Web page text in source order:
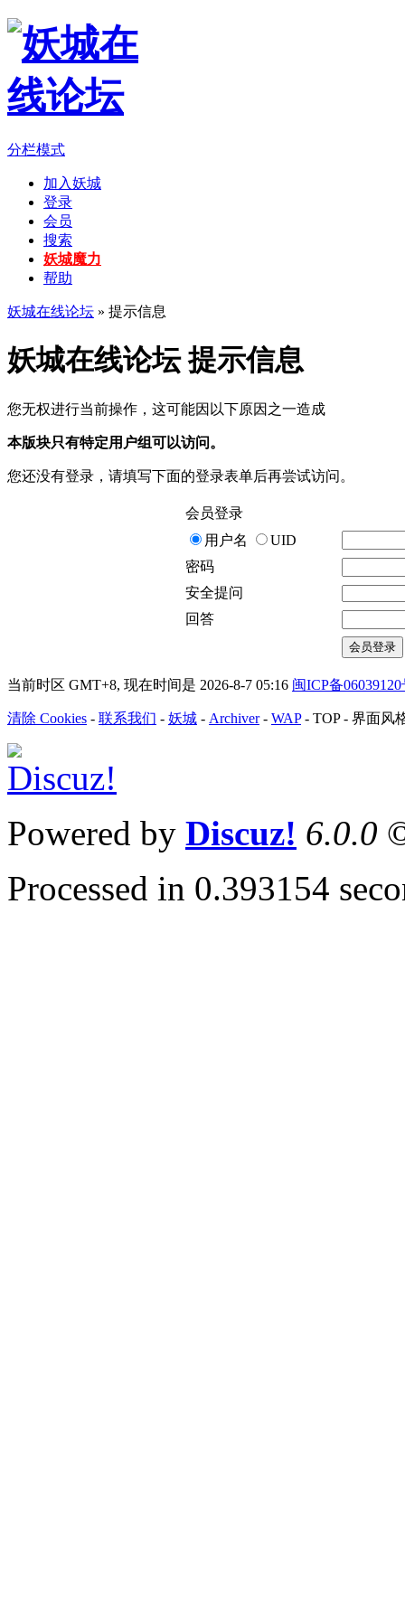
分栏模式
加入妖城
登录
会员
搜索
妖城魔力
帮助
妖城在线论坛 » 提示信息
妖城在线论坛 提示信息
您无权进行当前操作，这可能因以下原因之一造成
本版块只有特定用户组可以访问。
您还没有登录，请填写下面的登录表单后再尝试访问。
会员登录
用户名
UID
密码
安全提问
回答
会员登录
当前时区 GMT+8, 现在时间是 2026-8-7 05:16 闽ICP备06039120
清除 Cookies - 联系我们 - 妖城 - Archiver- WAP- TOP- 界面风
Powered by Discuz! 6.0.0
Processed in 0.393154